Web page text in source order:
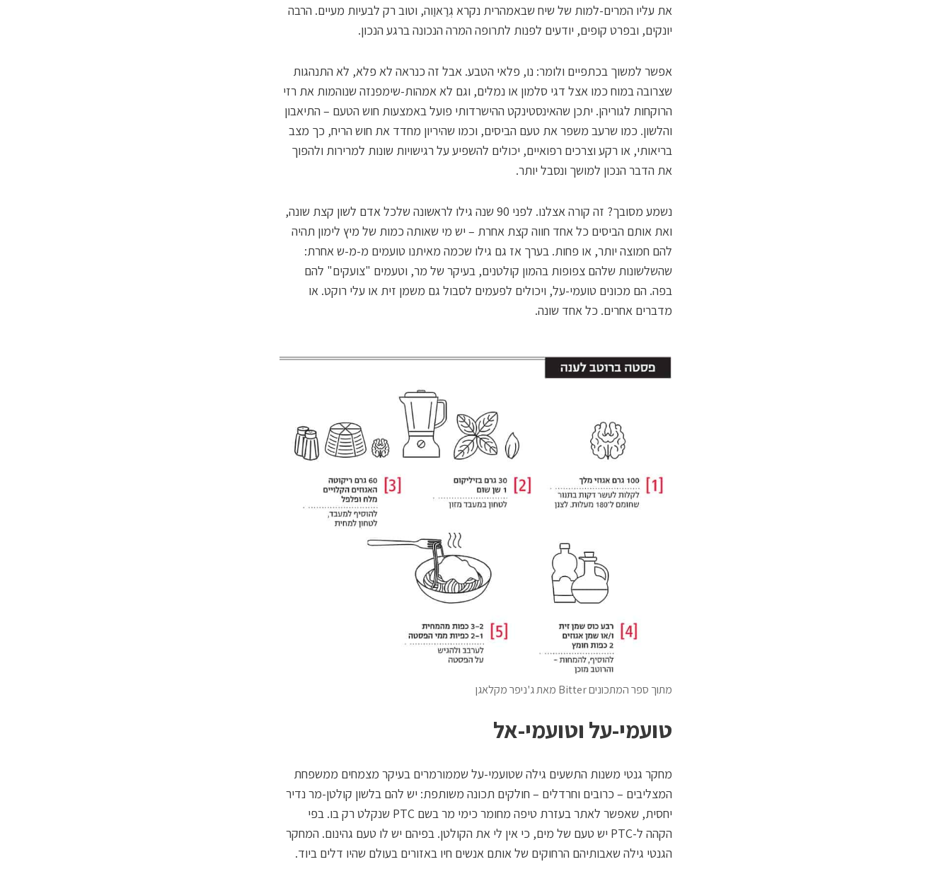
את עליו המרים-למות של שיח שבאמהרית נקרא גְרַאוַוה, וטוב רק לבעיות מעיים. הרבה
יונקים, ובפרט קופים, יודעים לפנות לתרופה המרה הנכונה ברגע הנכון.
אפשר למשוך בכתפיים ולומר: נו, פלאי הטבע. אבל זה כנראה לא פלא, לא התנהגות
שצרובה במוח כמו אצל דגי סלמון או נמלים, וגם לא אמהות-שימפנזה שנוהמות את רזי
הרוקחות לגוריהן. יתכן שהאינסטינקט ההישרדותי פועל באמצעות חוש הטעם – התיאבון
והלשון. כמו שרעב משפר את טעם הביסים, וכמו שהיריון מחדד את חוש הריח, כך מצב
בריאותי, או רקע וצרכים רפואיים, יכולים להשפיע על רגישויות שונות למרירות ולהפוך
את הדבר הנכון למושך ונסבל יותר.
נשמע מסובך? זה קורה אצלנו. לפני 90 שנה גילו לראשונה שלכל אדם לשון קצת שונה,
ואת אותם הביסים כל אחד חווה קצת אחרת – יש מי שאותה כמות של מיץ לימון תהיה
להם חמוצה יותר, או פחות. בערך אז גם גילו שכמה מאיתנו טועמים מ-מ-ש אחרת:
שהשלשונות שלהם צפופות בהמון קולטנים, בעיקר של מר, וטעמים "צועקים" להם
בפה. הם מכונים טועמי-על, ויכולים לפעמים לסבול גם משמן זית או עלי רוקט. או
מדברים אחרים. כל אחד שונה.
מתוך ספר המתכונים Bitter מאת ג'ניפר מקלאגן
טועמי-על וטועמי-אל
מחקר גנטי משנות התשעים גילה שטועמי-על שממורמרים בעיקר מצמחים ממשפחת
המצליבים – כרובים וחרדלים – חולקים תכונה משותפת: יש להם בלשון קולטן-מר נדיר
יחסית, שאפשר לאתר בעזרת טיפה מחומר כימי מר בשם PTC שנקלט רק בו. בפי
הקהה ל-PTC יש טעם של מים, כי אין לי את הקולטן. בפיהם יש לו טעם גהינום. המחקר
הגנטי גילה שאבותיהם הרחוקים של אותם אנשים חיו באזורים בעולם שהיו דלים ביוד.